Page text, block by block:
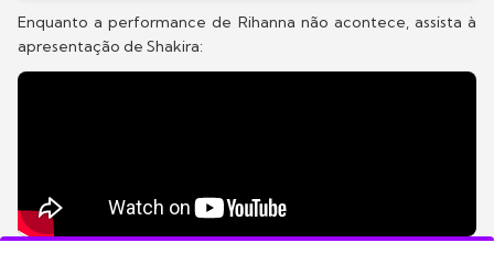
Enquanto a performance de Rihanna não acontece, assista à
apresentação de Shakira: